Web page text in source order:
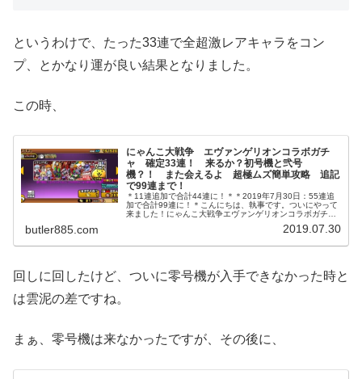
というわけで、たった33連で全超激レアキャラをコン
プ、とかなり運が良い結果となりました。
この時、
にゃんこ大戦争 エヴァンゲリオンコラボガチ
ャ 確定33連！ 来るか？初号機と弐号
機？！ また会えるよ 超極ムズ簡単攻略 追記
で99連まで！
＊11連追加で合計44連に！＊＊2019年7月30日：55連追
加で合計99連に！＊こんにちは、執事です。ついにやって
来ました！にゃんこ大戦争エヴァンゲリオンコラボガチャ
butler885.com 2019.07.30
回しに回したけど、ついに零号機が入手できなかった時と
は雲泥の差ですね。
まぁ、零号機は来なかったですが、その後に、